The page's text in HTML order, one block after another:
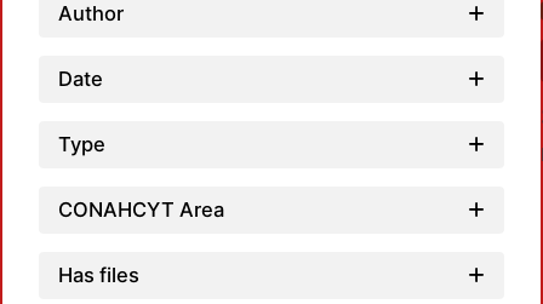
Author
Date
Type
CONAHCYT Area
Has files